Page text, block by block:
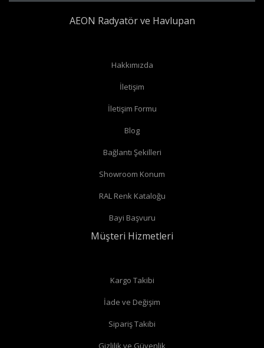
Radyatör borularınız yerden çıkıyor ve radyatörünüzün yan
Radyatör borularınız yerden çıkıyor ve radyatörünüzün alt
düz vanaalabilirsiniz.
Radyatör borularınız duvardan çıkıyor ve radyatörün yan
köşe vana
alabilirsiniz.
Radyatör borularınız duvardan çıkıyor ve radyatörün arka
düz vanaalabilirsiniz.
Düz radyatör vanalarında
AEON Radyatör ve Havlupan
Hakkımızda
İletişim
İletişim Formu
Blog
Bağlantı Şekilleri
Showroom Konum
RAL Renk Kataloğu
Bayi Başvuru
Müşteri Hizmetleri
Kargo Takibi
İade ve Değişim
Sipariş Takibi
Gizlilik ve Güvenlik